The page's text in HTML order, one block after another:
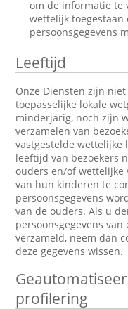
om de informatie te
wettelijk
persoonsgegevens
Leeftijd
Onze Diensten zijn
toepasselijke lokale
minderjarig, noch zijn
verzamelen van
vastgestelde wettelijke
leeftijd van bezoekers
ouders en/of wettelijke
van hun kinderen te
persoonsgegevens
van de ouders. Als u
persoonsgegevens
verzameld, neem dan
deze gegevens wissen.
profilering